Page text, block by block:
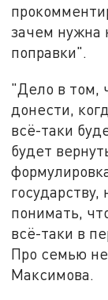
зачем нужна
поправки".
"Дело в том,
донести,
всё-таки
будет
понимать,
всё-таки в
Про семью
Максимова.